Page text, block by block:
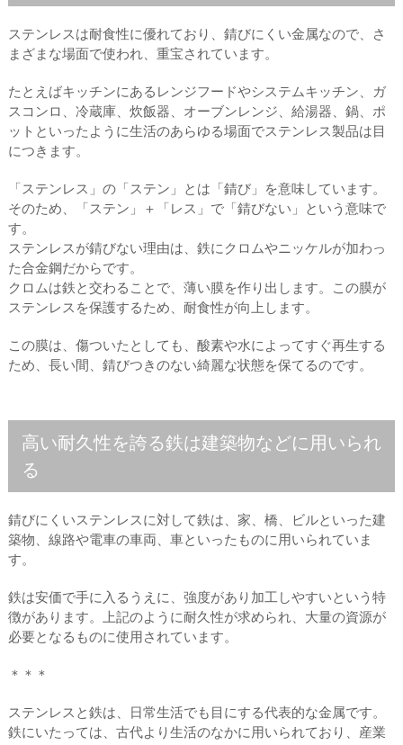
ステンレスは耐食性に優れており、錆びにくい金属なので、さ
まざまな場面で使われ、重宝されています。
たとえばキッチンにあるレンジフードやシステムキッチン、ガ
スコンロ、冷蔵庫、炊飯器、オーブンレンジ、給湯器、鍋、ポ
ットといったように生活のあらゆる場面でステンレス製品は目
につきます。
「ステンレス」の「ステン」とは「錆び」を意味しています。
そのため、「ステン」＋「レス」で「錆びない」という意味で
す。
ステンレスが錆びない理由は、鉄にクロムやニッケルが加わっ
た合金鋼だからです。
クロムは鉄と交わることで、薄い膜を作り出します。この膜が
ステンレスを保護するため、耐食性が向上します。
この膜は、傷ついたとしても、酸素や水によってすぐ再生する
ため、長い間、錆びつきのない綺麗な状態を保てるのです。
高い耐久性を誇る鉄は建築物などに用いられ
る
錆びにくいステンレスに対して鉄は、家、橋、ビルといった建
築物、線路や電車の車両、車といったものに用いられていま
す。
鉄は安価で手に入るうえに、強度があり加工しやすいという特
徴があります。上記のように耐久性が求められ、大量の資源が
必要となるものに使用されています。
＊＊＊
ステンレスと鉄は、日常生活でも目にする代表的な金属です。
鉄にいたっては、古代より生活のなかに用いられており、産業